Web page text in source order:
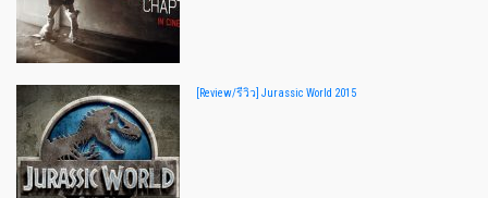
[Review/รีวิว] Jurassic World 2015